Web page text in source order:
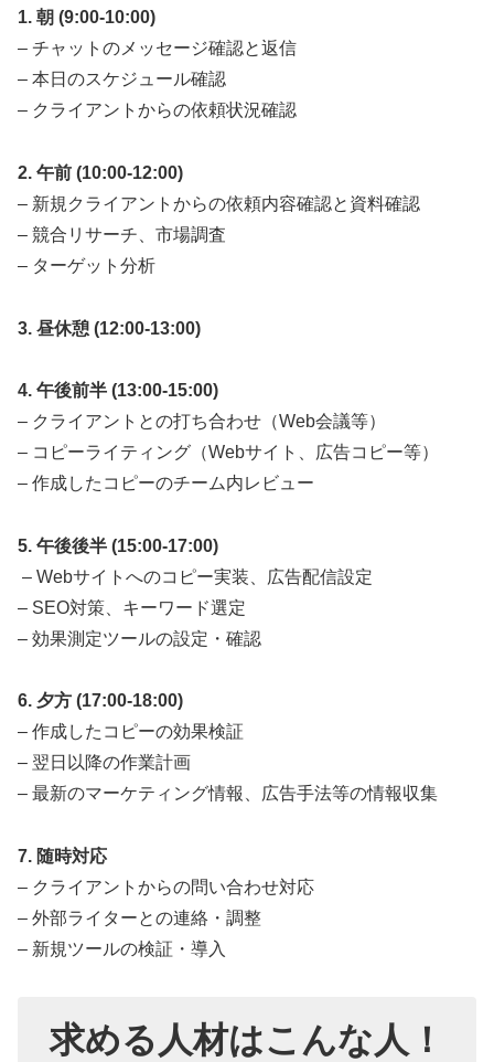
1. 朝 (9:00-10:00)
– チャットのメッセージ確認と返信
– 本日のスケジュール確認
– クライアントからの依頼状況確認
2. 午前 (10:00-12:00)
– 新規クライアントからの依頼内容確認と資料確認
– 競合リサーチ、市場調査
– ターゲット分析
3. 昼休憩 (12:00-13:00)
4. 午後前半 (13:00-15:00)
– クライアントとの打ち合わせ（Web会議等）
– コピーライティング（Webサイト、広告コピー等）
– 作成したコピーのチーム内レビュー
5. 午後後半 (15:00-17:00)
– Webサイトへのコピー実装、広告配信設定
– SEO対策、キーワード選定
– 効果測定ツールの設定・確認
6. 夕方 (17:00-18:00)
– 作成したコピーの効果検証
– 翌日以降の作業計画
– 最新のマーケティング情報、広告手法等の情報収集
7. 随時対応
– クライアントからの問い合わせ対応
– 外部ライターとの連絡・調整
– 新規ツールの検証・導入
求める人材はこんな人！